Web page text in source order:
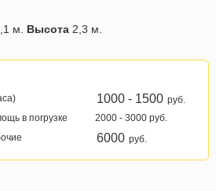
м. Высота 2,3 м.
1000 - 1500 руб.
в погрузке
2000 - 3000 руб.
6000 руб.